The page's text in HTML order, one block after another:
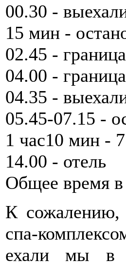
00.30 -
15 мин -
02.45 -
04.00 -
04.35 -
05.45-07.15 -
1 час10 мин -
14.00 - отель
Общее время
К сожалению,
спа-
ехали мы в